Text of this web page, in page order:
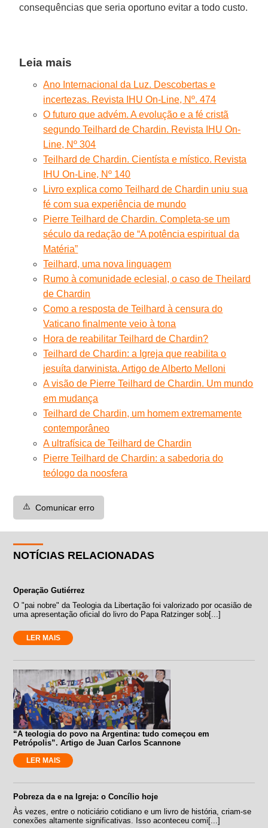
consequências que seria oportuno evitar a todo custo.
Leia mais
Ano Internacional da Luz. Descobertas e
incertezas. Revista IHU On-Line, Nº. 474
O futuro que advém. A evolução e a fé cristã
segundo Teilhard de Chardin. Revista IHU On-
Line, Nº 304
Teilhard de Chardin. Cientísta e místico. Revista
IHU On-Line, Nº 140
Livro explica como Teilhard de Chardin uniu sua
fé com sua experiência de mundo
Pierre Teilhard de Chardin. Completa-se um
século da redação de “A potência espiritual da
Matéria”
Teilhard, uma nova linguagem
Rumo à comunidade eclesial, o caso de Theilard
de Chardin
Como a resposta de Teilhard à censura do
Vaticano finalmente veio à tona
Hora de reabilitar Teilhard de Chardin?
Teilhard de Chardin: a Igreja que reabilita o
jesuíta darwinista. Artigo de Alberto Melloni
A visão de Pierre Teilhard de Chardin. Um mundo
em mudança
Teilhard de Chardin, um homem extremamente
contemporâneo
A ultrafísica de Teilhard de Chardin
Pierre Teilhard de Chardin: a sabedoria do
teólogo da noosfera
⚠️ Comunicar erro
NOTÍCIAS RELACIONADAS
Operação Gutiérrez
O "pai nobre" da Teologia da Libertação foi valorizado por ocasião de
uma apresentação oficial do livro do Papa Ratzinger sob[...]
LER MAIS
“A teologia do povo na Argentina: tudo começou em
Petrópolis”. Artigo de Juan Carlos Scannone
LER MAIS
Pobreza da e na Igreja: o Concílio hoje
Às vezes, entre o noticiário cotidiano e um livro de história, criam-se
conexões altamente significativas. Isso aconteceu comi[...]